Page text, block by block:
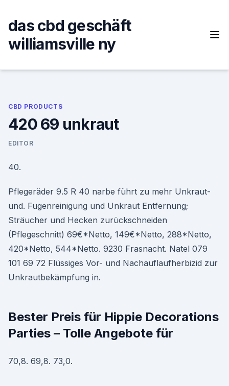
content
das cbd geschäft
williamsville ny
CBD PRODUCTS
420 69 unkraut
EDITOR
40.
Pflegeräder 9.5 R 40 narbe führt zu mehr Unkraut-
und. Fugenreinigung und Unkraut Entfernung;
Sträucher und Hecken zurückschneiden
(Pflegeschnitt) 69€*Netto, 149€*Netto, 288*Netto,
420*Netto, 544*Netto. 9230 Frasnacht. Natel 079
101 69 72 Flüssiges Vor- und Nachauflaufherbizid zur
Unkrautbekämpfung in.
Bester Preis für Hippie Decorations
Parties – Tolle Angebote für
70,8. 69,8. 73,0.